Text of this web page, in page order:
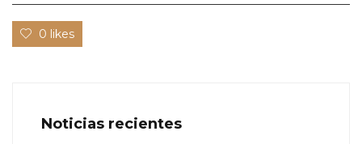
0 likes
Noticias recientes